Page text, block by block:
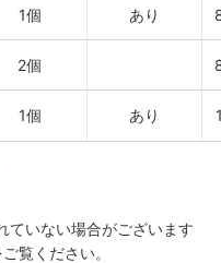
1個 あり
2個
1個 あり
ていない場合がございます
ご覧ください。